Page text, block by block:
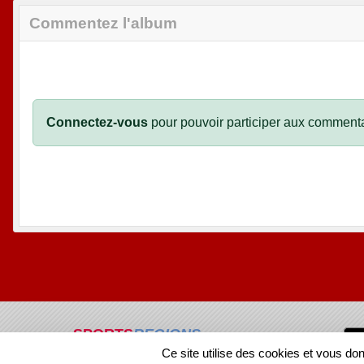
Commentez l'album
Connectez-vous pour pouvoir participer aux
SPORTSREGIONS
visites
Ce site utilise des cookies et vous